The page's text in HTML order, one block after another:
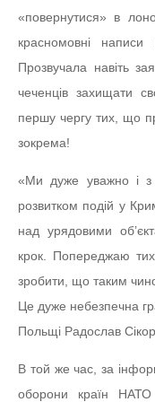
«повернутися» в
красномовні
Прозвучала навіть
чеченців захищати
першу чергу тих, що
зокрема!
«Ми дуже уважно і з
розвитком подій у
над урядовими
крок. Попереджаю
зробити, що таким
Це дуже небезпечна
Польщі Радослав
В той же час, за
оборони країн НАТО